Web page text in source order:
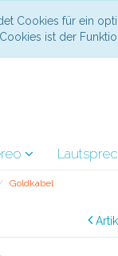
Cookies für ein
ist der
Goldkabel